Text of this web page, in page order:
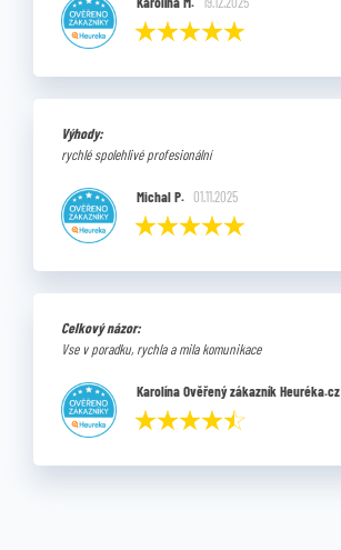
Výhody:
rychlé spolehlivé profesionální
Michal P. 01.11.2025
Celkový názor:
Vse v poradku, rychla a mila komunikace
Karolína Ověřený zákazník Heuréka.cz